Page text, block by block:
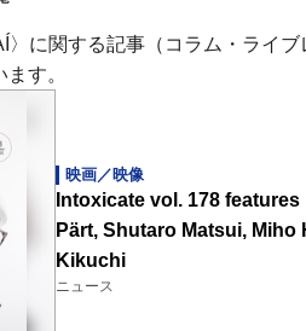
〉に関する記事（コラム・ライ
す。
映画／映像
Intoxicate vol. 178
Pärt, Shutaro Matsui,
Kikuchi
ニュース